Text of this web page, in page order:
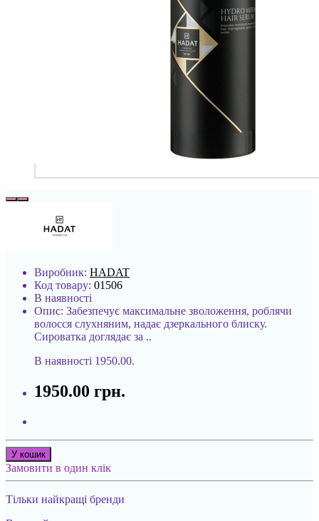
Виробник: HADAT
Код товару: 01506
В наявності
Опис: Забезпечує максимальне зволоження, роблячи
волосся слухняним, надає дзеркального блиску.
Сироватка доглядає за ..
В наявності 1950.00.
1950.00 грн.
У кошик
Замовити в один клік
Тільки найкращі бренди